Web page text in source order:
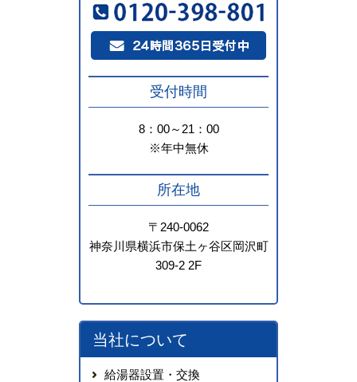
受付時間
8：00～21：00
※年中無休
所在地
〒240-0062
神奈川県横浜市保土ヶ谷区岡沢町
309-2 2F
当社について
給湯器設置・交換